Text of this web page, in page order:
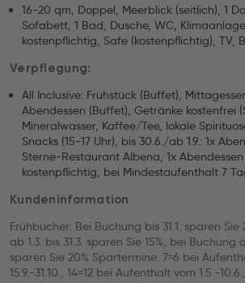
16-20 qm, Doppel, Meerblick (seitlich), 1
Sofabett, 1 Bad, Dusche, WC,
kostenpflichtig, Safe (kostenpflichtig), TV,
Verpflegung:
All Inclusive: Frühstück (Buffet),
Abendessen (Buffet), Getränke kostenfrei
Mineralwasser, Kaffee/Tee, lokale
Snacks (15-17 Uhr), bis 30.6./ab 1.9.: 1x
Sterne-Restaurant Albena, 1x
kostenpflichtig, bei Mindestaufenthalt 7
Kundeninformation
Frühbucher: Bei Buchung bis 31.1. sparen Sie
ab 1.3. bis 31.3. sparen Sie 15%, bei Buchung
sparen Sie 20% Spartermine: 7=6 bei
15.9.-31.10., 14=12 bei Aufenthalt vom 1.5.-10.6.,